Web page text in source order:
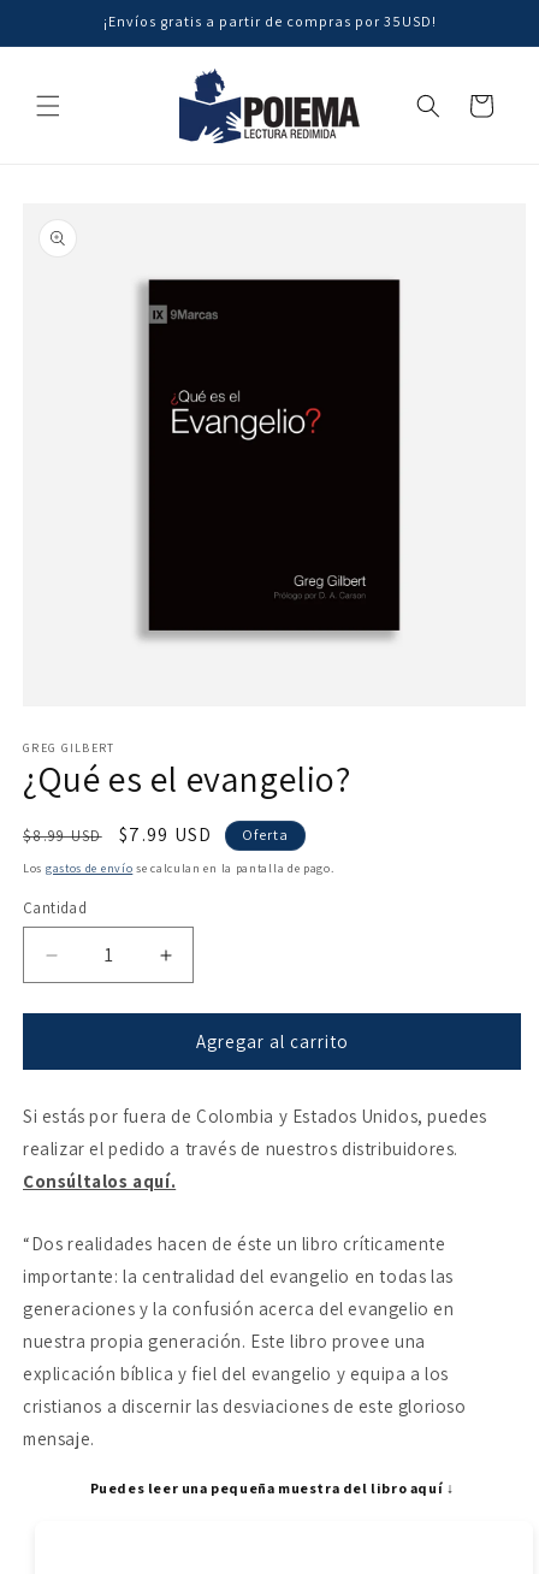
directamente
al contenido
¡Envíos gratis a partir de compras por 35USD!
Carrito
a la
información
multimedia
en
una
modal
GREG GILBERT
¿Qué es el evangelio?
Precio
habitual
$8.99 USD
Precio
de
$7.99 USD Oferta
Los gastos de envío se calculan en la pantalla de pago.
Cantidad
Reducir
cantidad
para
es
evangelio?
Aumentar
cantidad
para
¿Qué
es
evangelio?
Agregar al carrito
Si estás por fuera de Colombia y Estados Unidos, puedes
realizar el pedido a través de nuestros distribuidores.
Consúltalos aquí.
“Dos realidades hacen de éste un libro críticamente
importante: la centralidad del evangelio en todas las
generaciones y la confusión acerca del evangelio en
nuestra propia generación. Este libro provee una
explicación bíblica y fiel del evangelio y equipa a los
cristianos a discernir las desviaciones de este glorioso
mensaje.
Puedes leer una pequeña muestra del libro aquí ↓